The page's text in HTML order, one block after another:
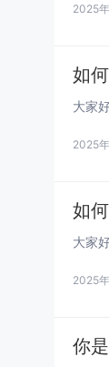
2025
如
2025
如
2025
你